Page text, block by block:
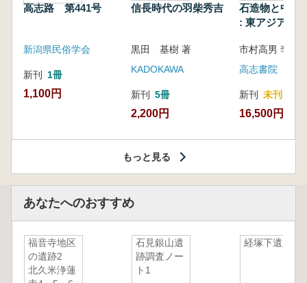
高志路 第441号
新潟県民俗学会
新刊 1冊
1,100円
信長時代の羽柴秀吉
黒田 基樹 著
KADOKAWA
新刊 5冊
2,200円
石造物と中世
: 東アジアと
高志書院
新刊 未刊
16,500円
もっと見る
あなたへのおすすめ
福音寺地区
の遺跡2
北久米浄蓮
石見銀山遺
跡調査ノー
ト1
経塚下遺跡